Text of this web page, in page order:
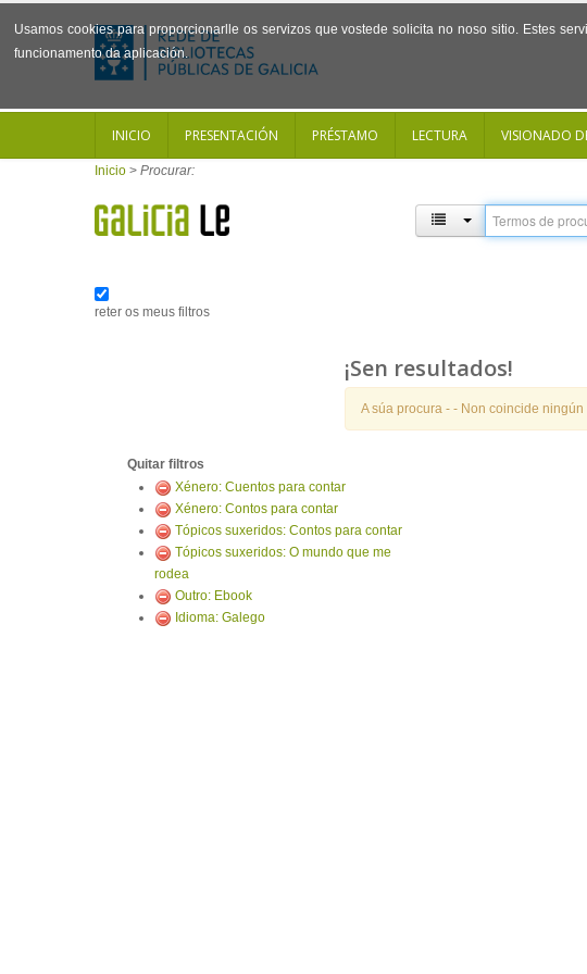
Usamos cookies para proporcionarlle os servizos que vostede solicita no noso sitio. Estes
funcionamento da aplicación.
INICIO PRESENTACIÓN PRÉSTAMO LECTURA VISIONADO
Inicio > Procurar:
reter os meus filtros
¡Sen resultados!
A súa procura - - Non coincide ningún
Quitar filtros
Xénero: Cuentos para contar
Xénero: Contos para contar
Tópicos suxeridos: Contos para contar
Tópicos suxeridos: O mundo que me
rodea
Outro: Ebook
Idioma: Galego